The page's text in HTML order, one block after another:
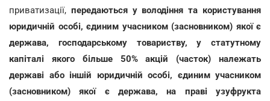
приватизації, передаються у володіння та користування
юридичній особі, єдиним учасником (засновником) якої є
держава, господарському товариству, у статутному
капіталі якого більше 50% акцій (часток) належать
державі або іншій юридичній особі, єдиним учасником
(засновником) якої є держава, на праві узуфрукта